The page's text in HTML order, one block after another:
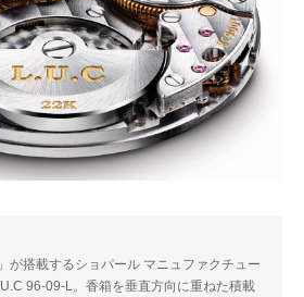
が搭載するショパール マニュファクチュー
96-09-L。香箱を垂直方向に重ねた積載